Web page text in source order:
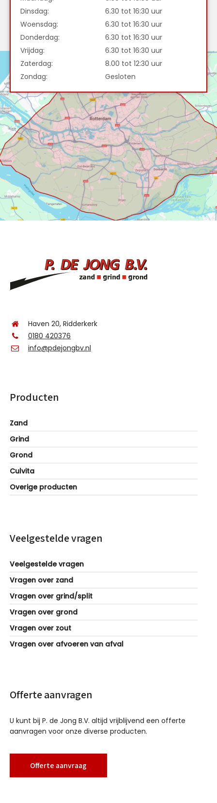
Dinsdag:
6.30 tot 16:30 uur
Woensdag:
6.30 tot 16:30 uur
Donderdag:
6.30 tot 16:30 uur
Vrijdag:
6.30 tot 16:30 uur
Zaterdag:
8.00 tot 12:30 uur
Zondag:
Gesloten
Haven 20, Ridderkerk
0180 420376
info@pdejongbv.nl
Producten
Zand
Grind
Grond
Culvita
Overige producten
Veelgestelde vragen
Veelgestelde vragen
Vragen over zand
Vragen over grind/split
Vragen over grond
Vragen over zout
Vragen over afvoeren van afval
Offerte aanvragen
U kunt bij P. de Jong B.V. altijd vrijblijvend een offerte
aanvragen voor onze diverse producten.
Offerte aanvraag